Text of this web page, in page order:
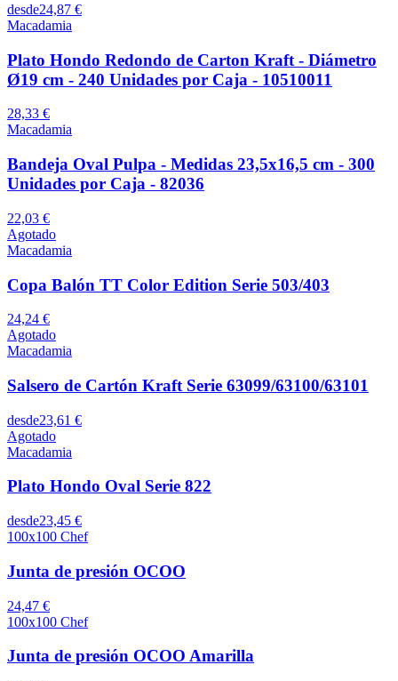
desde24,87 €
Macadamia
Plato Hondo Redondo de Carton Kraft - Diámetro
Ø19 cm - 240 Unidades por Caja - 10510011
28,33 €
Macadamia
Bandeja Oval Pulpa - Medidas 23,5x16,5 cm - 300
Unidades por Caja - 82036
22,03 €
Agotado
Macadamia
Copa Balón TT Color Edition Serie 503/403
24,24 €
Agotado
Macadamia
Salsero de Cartón Kraft Serie 63099/63100/63101
desde23,61 €
Agotado
Macadamia
Plato Hondo Oval Serie 822
desde23,45 €
100x100 Chef
Junta de presión OCOO
24,47 €
100x100 Chef
Junta de presión OCOO Amarilla